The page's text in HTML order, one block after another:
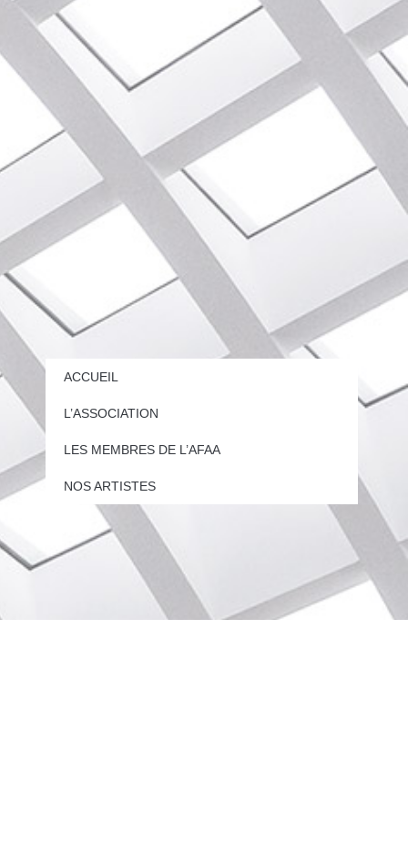
ACCUEIL
L’ASSOCIATION
LES MEMBRES DE L’AFAA
NOS ARTISTES